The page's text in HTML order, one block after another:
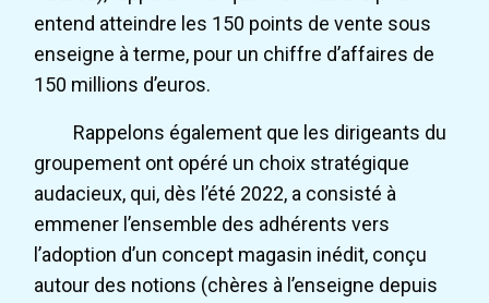
entend atteindre les 150 points de vente sous
enseigne à terme, pour un chiffre d’affaires de
150 millions d’euros.
Rappelons également que les dirigeants du
groupement ont opéré un choix stratégique
audacieux, qui, dès l’été 2022, a consisté à
emmener l’ensemble des adhérents vers
l’adoption d’un concept magasin inédit, conçu
autour des notions (chères à l’enseigne depuis